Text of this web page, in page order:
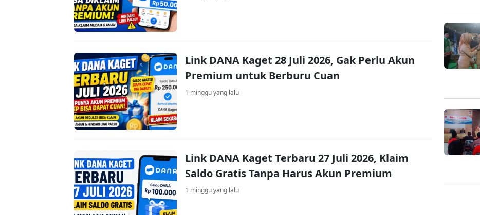
Link DANA Kaget 28 Juli 2026, Gak Perlu Akun
Premium untuk Berburu Cuan
1 minggu yang lalu
Link DANA Kaget Terbaru 27 Juli 2026, Klaim
Saldo Gratis Tanpa Harus Akun Premium
1 minggu yang lalu